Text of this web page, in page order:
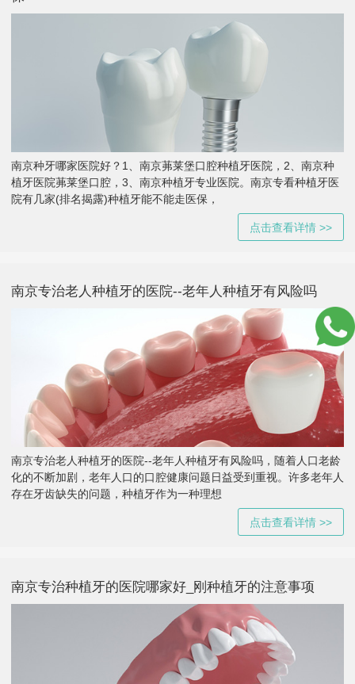
南京种牙哪家医院好？1、南京茀莱堡口腔种植牙医院，2、南京种
植牙医院茀莱堡口腔，3、南京种植牙专业医院。南京专看种植牙医
院有几家(排名揭露)种植牙能不能走医保，
点击查看详情 >>
南京专治老人种植牙的医院--老年人种植牙有风险吗
南京专治老人种植牙的医院--老年人种植牙有风险吗，随着人口老龄
化的不断加剧，老年人口的口腔健康问题日益受到重视。许多老年人
存在牙齿缺失的问题，种植牙作为一种理想
点击查看详情 >>
南京专治种植牙的医院哪家好_刚种植牙的注意事项